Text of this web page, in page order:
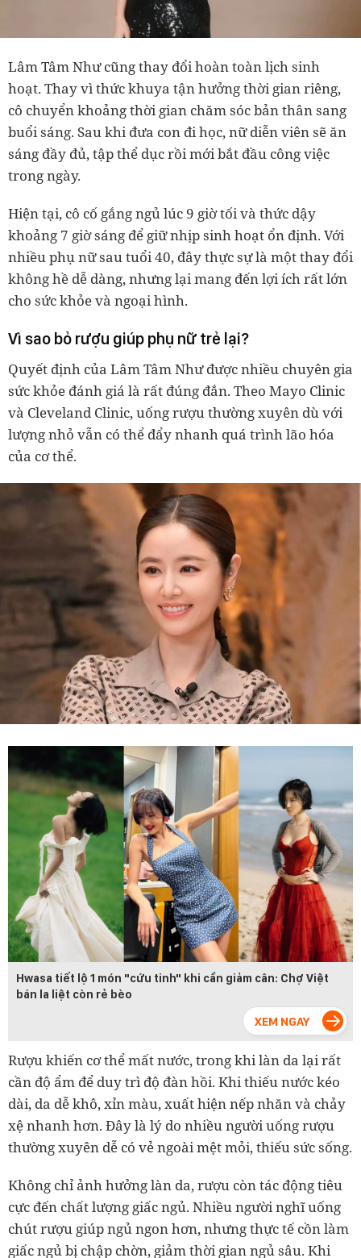
Lâm Tâm Như cũng thay đổi hoàn toàn lịch sinh
hoạt. Thay vì thức khuya tận hưởng thời gian riêng,
cô chuyển khoảng thời gian chăm sóc bản thân sang
buổi sáng. Sau khi đưa con đi học, nữ diễn viên sẽ ăn
sáng đầy đủ, tập thể dục rồi mới bắt đầu công việc
trong ngày.
Hiện tại, cô cố gắng ngủ lúc 9 giờ tối và thức dậy
khoảng 7 giờ sáng để giữ nhịp sinh hoạt ổn định. Với
nhiều phụ nữ sau tuổi 40, đây thực sự là một thay đổi
không hề dễ dàng, nhưng lại mang đến lợi ích rất lớn
cho sức khỏe và ngoại hình.
Vì sao bỏ rượu giúp phụ nữ trẻ lại?
Quyết định của Lâm Tâm Như được nhiều chuyên gia
sức khỏe đánh giá là rất đúng đắn. Theo Mayo Clinic
và Cleveland Clinic, uống rượu thường xuyên dù với
lượng nhỏ vẫn có thể đẩy nhanh quá trình lão hóa
của cơ thể.
Hwasa tiết lộ 1 món "cứu tinh" khi cần giảm cân: Chợ Việt
bán la liệt còn rẻ bèo
Rượu khiến cơ thể mất nước, trong khi làn da lại rất
cần độ ẩm để duy trì độ đàn hồi. Khi thiếu nước kéo
dài, da dễ khô, xỉn màu, xuất hiện nếp nhăn và chảy
xệ nhanh hơn. Đây là lý do nhiều người uống rượu
thường xuyên dễ có vẻ ngoài mệt mỏi, thiếu sức sống.
Không chỉ ảnh hưởng làn da, rượu còn tác động tiêu
cực đến chất lượng giấc ngủ. Nhiều người nghĩ uống
chút rượu giúp ngủ ngon hơn, nhưng thực tế cồn làm
giấc ngủ bị chập chờn, giảm thời gian ngủ sâu. Khi